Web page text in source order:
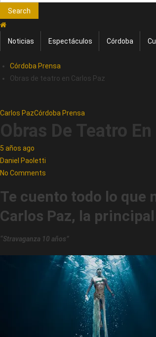
Search
Noticias Espectáculos Córdoba
Córdoba Prensa
Obras de teatro en Carlos Paz
Carlos PazCórdoba Prensa
Obras De Teatro
5 años ago
Daniel Paoletti
No Comments
Te cuento todo lo que
Carlos Paz, la
“Stravaganza 10 años”